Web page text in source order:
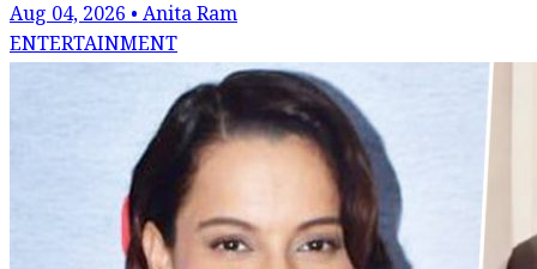
Aug 04, 2026 • Anita Ram
ENTERTAINMENT